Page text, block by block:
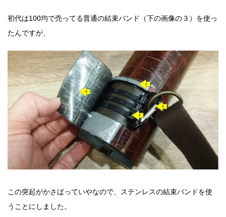
初代は100均で売ってる普通の結束バンド（下の画像の３）を使っ
たんですが、
この突起がかさばっていやなので、ステンレスの結束バンドを使
うことにしました。